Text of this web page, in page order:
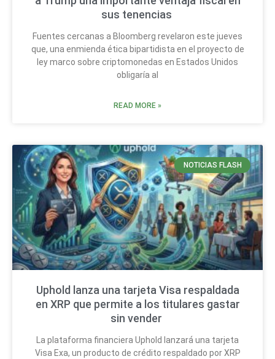
sus tenencias
Fuentes cercanas a Bloomberg revelaron este jueves
que, una enmienda ética bipartidista en el proyecto de
ley marco sobre criptomonedas en Estados Unidos
obligaría al
READ MORE »
NOTICIAS FLASH
Uphold lanza una tarjeta Visa respaldada
en XRP que permite a los titulares gastar
sin vender
La plataforma financiera Uphold lanzará una tarjeta
Visa Exa, un producto de crédito respaldado por XRP